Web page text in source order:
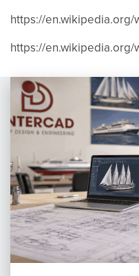
https://
https://